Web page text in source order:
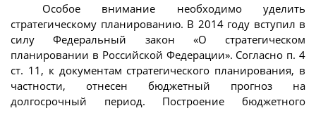
Особое внимание необходимо уделить
стратегическому планированию. В 2014 году вступил в
силу Федеральный закон «О стратегическом
планировании в Российской Федерации». Согласно п. 4
ст. 11, к документам стратегического планирования, в
частности, отнесен бюджетный прогноз на
долгосрочный период. Построение бюджетного